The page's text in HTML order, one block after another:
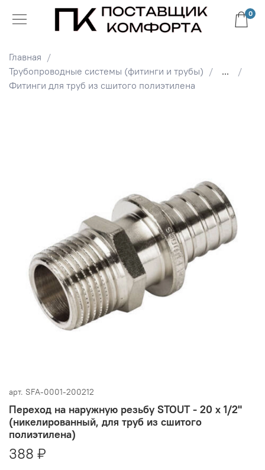
0
Главная
Трубопроводные системы (фитинги и трубы)
...
Фитинги для труб из сшитого полиэтилена
арт. SFA-0001-200212
Переход на наружную резьбу STOUT - 20 x 1/2"
(никелированный, для труб из сшитого
полиэтилена)
388 ₽